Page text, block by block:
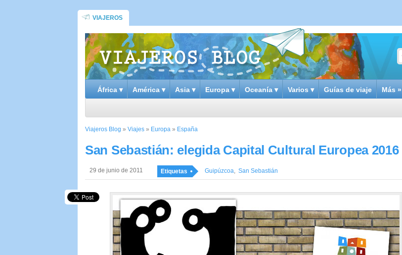
VIAJEROS
África ▾ América ▾ Asia ▾ Europa ▾ Oceanía ▾ Varios ▾ Guías de viaje Más »
Viajeros Blog » Viajes » Europa » España
San Sebastián: elegida Capital Cultural Europea 2016
29 de junio de 2011 Etiquetas Guipúzcoa, San Sebastián